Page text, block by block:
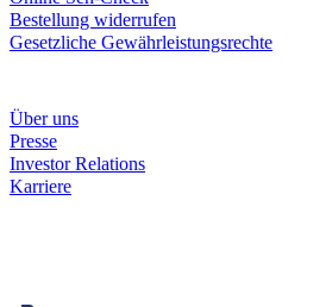
Bestellung widerrufen
Gesetzliche Gewährleistungsrechte
Über uns
Presse
Investor Relations
Karriere